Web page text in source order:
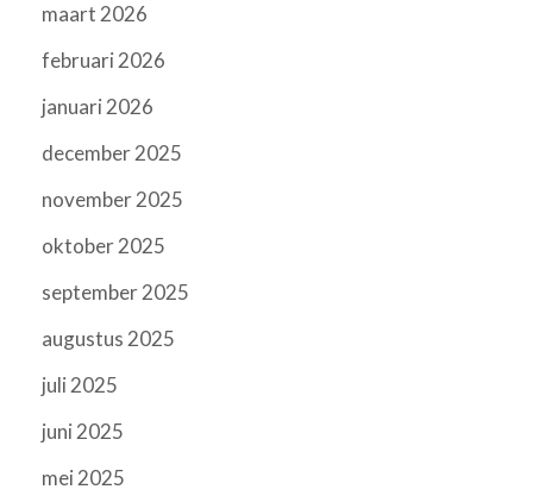
maart 2026
februari 2026
januari 2026
december 2025
november 2025
oktober 2025
september 2025
augustus 2025
juli 2025
juni 2025
mei 2025